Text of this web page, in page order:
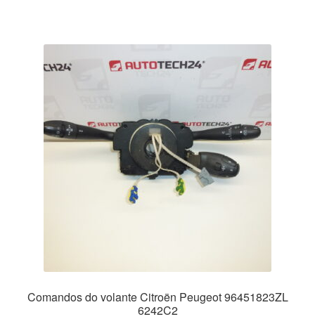
Comandos do volante Citroën Peugeot 96451823ZL
6242C2